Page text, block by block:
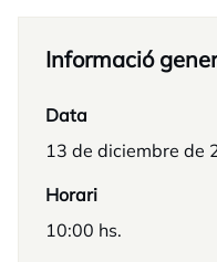
Informació
Data
13 de diciembre de
Horari
10:00 hs.